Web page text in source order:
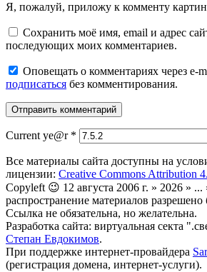
Я, пожалуй, приложу к комменту
Сохранить моё имя, email и адрес
последующих моих комментариев.
Оповещать о комментариях через e-
подписаться без комментирования.
Current ye@r *
Все материалы сайта доступны на
лицензии: Creative Commons Attribution
Copyleft 😉 12 августа 2006 г. » 2026 »
распространение материалов разрешено
Ссылка не обязательна, но желательна.
Разработка сайта: виртуальная секта
Степан Евдокимов.
При поддержке интернет-провайдера
(регистрация домена, интернет-услуги).